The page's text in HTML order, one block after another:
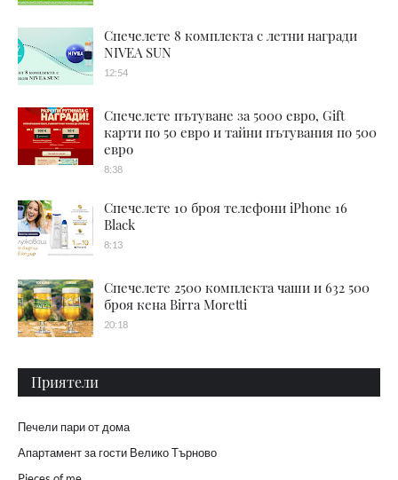
Спечелете 8 комплекта с летни награди
NIVEA SUN
12:54
Спечелете пътуване за 5000 евро, Gift
карти по 50 евро и тайни пътувания по 500
евро
8:38
Спечелете 10 броя телефони iPhone 16
Black
8:13
Спечелете 2500 комплекта чаши и 632 500
броя кена Birra Moretti
20:18
Приятели
Печели пари от дома
Апартамент за гости Велико Търново